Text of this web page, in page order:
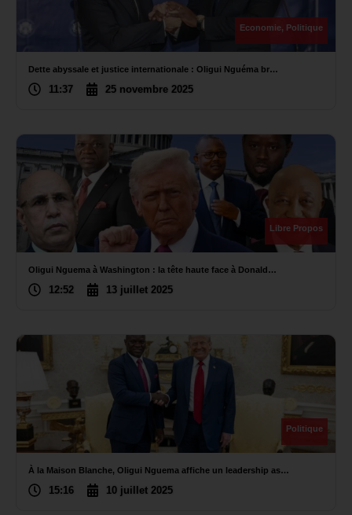
Economie, Politique
Dette abyssale et justice internationale : Oligui Nguéma br…
11:37 25 novembre 2025
Libre Propos
Oligui Nguema à Washington : la tête haute face à Donald…
12:52 13 juillet 2025
Politique
À la Maison Blanche, Oligui Nguema affiche un leadership as…
15:16 10 juillet 2025